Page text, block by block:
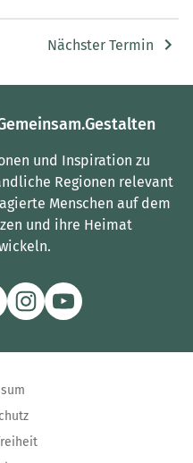
Nächster Termin
und Inspiration zu
Regionen relevant
Menschen auf dem
und ihre Heimat